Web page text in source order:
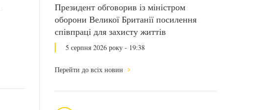
Президент обговорив із міністром
оборони Великої Британії посилення
співпраці для захисту життів
5 серпня 2026 року - 19:38
Перейти до всіх новин